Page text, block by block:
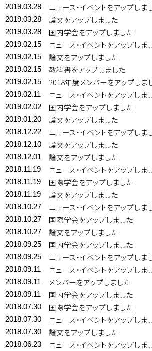
2019.03.28 ニュース・イベントをアップしま
2019.03.28 論文をアップしました
2019.03.28 国内学会をアップしました
2019.02.15 ニュース・イベントをアップしま
2019.02.15 論文をアップしました
2019.02.15 教科書をアップしました
2019.02.15 2018年度メンバーをアップしま
2019.02.11 ニュース・イベントをアップしま
2019.02.02 国内学会をアップしました
2019.01.20 論文をアップしました
2018.12.22 ニュース・イベントをアップしま
2018.12.10 論文をアップしました
2018.12.01 論文をアップしました
2018.11.19 ニュース・イベントをアップしま
2018.11.19 国際学会をアップしました
2018.11.19 論文をアップしました
2018.10.27 ニュース・イベントをアップしま
2018.10.27 国際学会をアップしました
2018.10.27 論文をアップしました
2018.09.25 国内学会をアップしました
2018.09.25 ニュース・イベントをアップしま
2018.09.11 ニュース・イベントをアップしま
2018.09.11 メンバーをアップしました
2018.09.11 国内学会をアップしました
2018.07.30 国際学会をアップしました
2018.07.30 ニュース・イベントをアップしま
2018.07.30 論文をアップしました
2018.06.23 ニュース・イベントをアップしま